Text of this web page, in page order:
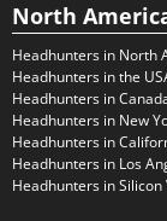
North
Headhunters in North
Headhunters in the
Headhunters in
Headhunters in New
Headhunters in
Headhunters in Los
Headhunters in Silicon